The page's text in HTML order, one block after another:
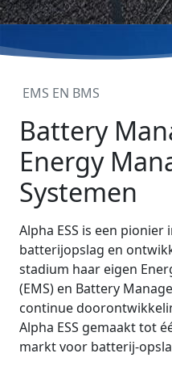
EMS EN BMS
Battery
Energy
Systemen
Alpha ESS is een
batterijopslag en
stadium haar eigen
(EMS) en Battery
continue
Alpha ESS gemaakt tot
markt voor batterij-